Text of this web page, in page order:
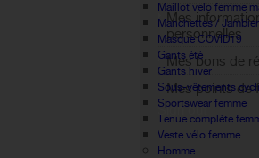
Maillot velo femme
Manchettes /
Masque COVID19
Gants été
Gants hiver
Sous-vêtements
Sportswear femme
Tenue complète
Veste vélo femme
Homme
Mes
personnelles
Mes bons de
Mes points de
Sign out